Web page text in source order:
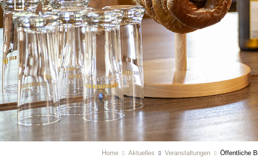
Home Aktuelles Veranstaltungen Öffentliche